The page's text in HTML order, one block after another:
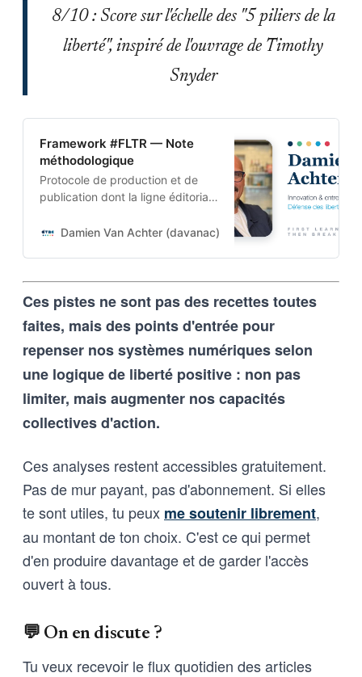
8/10 : Score sur l'échelle des "5 piliers de la
liberté", inspiré de l'ouvrage de Timothy
Snyder
Framework #FLTR — Note
méthodologique
Protocole de production et de
publication dont la ligne éditoriale
projet. Cette architecture auto-
techniques, imposées tant aux
outils d’intelligence artificielle
et vice-versa
Damien Van Achter (davanac) Damien Van Achter
Ces pistes ne sont pas des recettes toutes
faites, mais des points d'entrée pour
repenser nos systèmes numériques selon
une logique de liberté positive : non pas
limiter, mais augmenter nos capacités
collectives d'action.
Ces analyses restent accessibles gratuitement.
Pas de mur payant, pas d'abonnement. Si elles
te sont utiles, tu peux me soutenir librement,
au montant de ton choix. C'est ce qui permet
d'en produire davantage et de garder l'accès
ouvert à tous.
💬 On en discute ?
Tu veux recevoir le flux quotidien des articles